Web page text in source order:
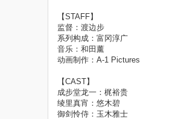
【STAFF】
监督：渡边步
系列构成：富冈淳广
音乐：和田薰
动画制作：A-1 Pictures
【CAST】
成步堂龙一：梶裕贵
绫里真宵：悠木碧
御剑怜侍：玉木雅士